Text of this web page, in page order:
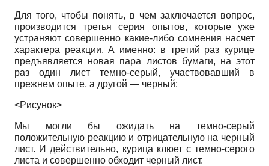
Для того, чтобы понять, в чем заключается вопрос,
производится третья серия опытов, которые уже
устраняют совершенно какие-либо сомнения насчет
характера реакции. А именно: в третий раз курице
предъявляется новая пара листов бумаги, на этот
раз один лист темно-серый, участвовавший в
прежнем опыте, а другой — черный:
<Рисунок>
Мы могли бы ожидать на темно-серый
положительную реакцию и отрицательную на черный
лист. И действительно, курица клюет с темно-серого
листа и совершенно обходит черный лист.